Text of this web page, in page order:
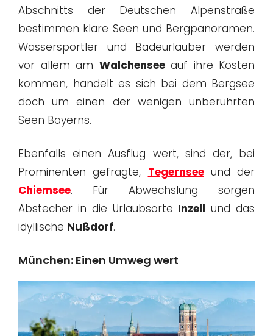
Abschnitts der Deutschen Alpenstraße
bestimmen klare Seen und Bergpanoramen.
Wassersportler und Badeurlauber werden
vor allem am Walchenseeauf ihre Kosten
kommen, handelt es sich bei dem Bergsee
doch um einen der wenigen unberührten
Seen Bayerns.
Ebenfalls einen Ausflug wert, sind der, bei
Prominenten gefragte, Tegernseeund der
Chiemsee. Für Abwechslung sorgen
Abstecher in die Urlaubsorte Inzell und das
idyllische Nußdorf.
München: Einen Umweg wert